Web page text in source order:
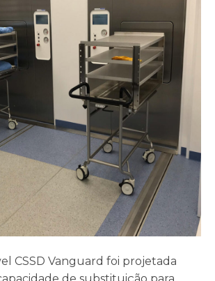
CSSD Vanguard foi projetada